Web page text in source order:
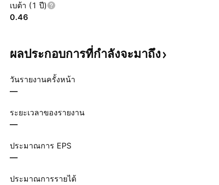
เบต้า (1 ปี)
0.46
ผลประกอบการที่กำลังจะมาถึง
วันรายงานครั้งหน้า
—
ระยะเวลาของรายงาน
—
ประมาณการ EPS
—
ประมาณการรายได้